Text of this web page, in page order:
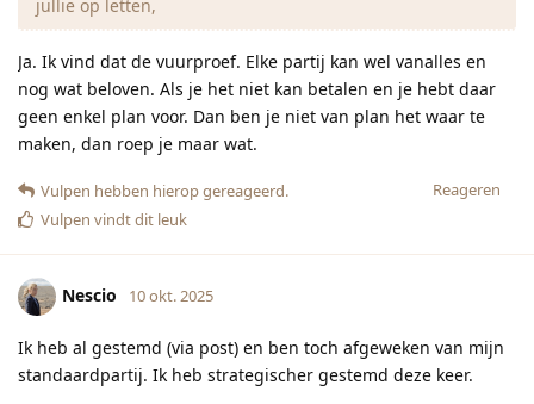
jullie op letten,
Ja. Ik vind dat de vuurproef. Elke partij kan wel vanalles en
nog wat beloven. Als je het niet kan betalen en je hebt daar
geen enkel plan voor. Dan ben je niet van plan het waar te
maken, dan roep je maar wat.
Reageren
Vulpen hebben hierop gereageerd.
Vulpen vindt dit leuk
Nescio 10 okt. 2025
Ik heb al gestemd (via post) en ben toch afgeweken van mijn
standaardpartij. Ik heb strategischer gestemd deze keer.